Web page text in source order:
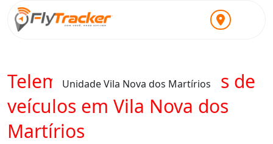
Unidade Vila Nova dos Martírios
Telemetria para locadoras de
veículos em Vila Nova dos
Martírios